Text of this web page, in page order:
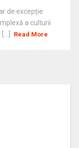
de excepție
a culturii
Read More